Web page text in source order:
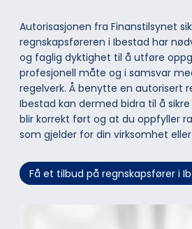
Autorisasjonen fra Finanstilsynet
regnskapsføreren i Ibestad har
og faglig dyktighet til å utføre
profesjonell måte og i samsvar
regelverk. Å benytte en autorisert
Ibestad kan dermed bidra til å
blir korrekt ført og at du oppfyller
som gjelder for din virksomhet
Få et tilbud på regnskapsfører i